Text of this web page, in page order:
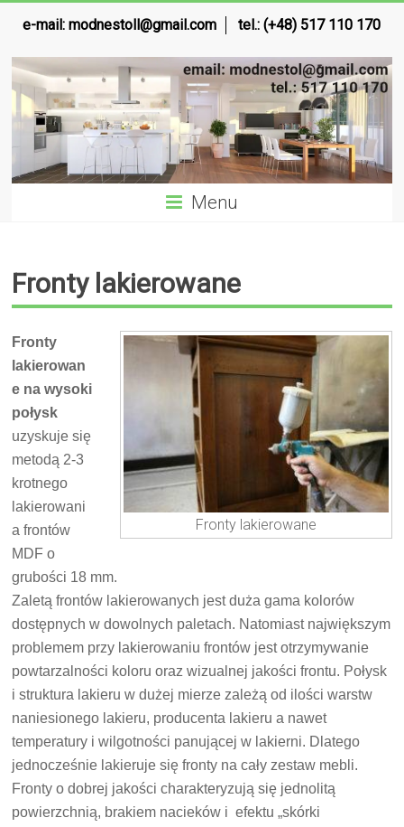
e-mail:modnestoll@gmail.com tel.: (+48) 517 110 170
Menu
Fronty lakierowane
Fronty lakierowane
Fronty
lakierowan
e na wysoki
połysk
uzyskuje się
metodą 2-3
krotnego
lakierowani
a frontów
MDF o
grubości 18 mm.
Zaletą frontów lakierowanych jest duża gama kolorów
dostępnych w dowolnych paletach. Natomiast największym
problemem przy lakierowaniu frontów jest otrzymywanie
powtarzalności koloru oraz wizualnej jakości frontu. Połysk
i struktura lakieru w dużej mierze zależą od ilości warstw
naniesionego lakieru, producenta lakieru a nawet
temperatury i wilgotności panującej w lakierni. Dlatego
jednocześnie lakieruje się fronty na cały zestaw mebli.
Fronty o dobrej jakości charakteryzują się jednolitą
powierzchnią, brakiem nacieków i efektu „skórki